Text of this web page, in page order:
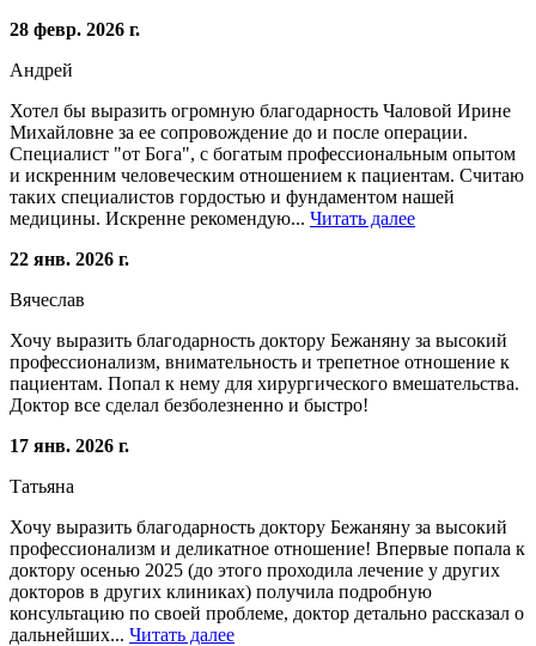
28 февр. 2026 г.
Андрей
Хотел бы выразить огромную благодарность Чаловой Ирине
Михайловне за ее сопровождение до и после операции.
Специалист "от Бога", с богатым профессиональным опытом
и искренним человеческим отношением к пациентам. Считаю
таких специалистов гордостью и фундаментом нашей
медицины. Искренне рекомендую... Читать далее
22 янв. 2026 г.
Вячеслав
Хочу выразить благодарность доктору Бежаняну за высокий
профессионализм, внимательность и трепетное отношение к
пациентам. Попал к нему для хирургического вмешательства.
Доктор все сделал безболезненно и быстро!
17 янв. 2026 г.
Татьяна
Хочу выразить благодарность доктору Бежаняну за высокий
профессионализм и деликатное отношение! Впервые попала к
доктору осенью 2025 (до этого проходила лечение у других
докторов в других клиниках) получила подробную
консультацию по своей проблеме, доктор детально рассказал о
дальнейших... Читать далее